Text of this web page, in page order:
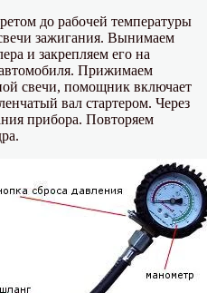
до рабочей температуры
зажигания. Вынимаем
и закрепляем его на
Прижимаем
свечи, помощник включает
вал стартером. Через
прибора. Повторяем